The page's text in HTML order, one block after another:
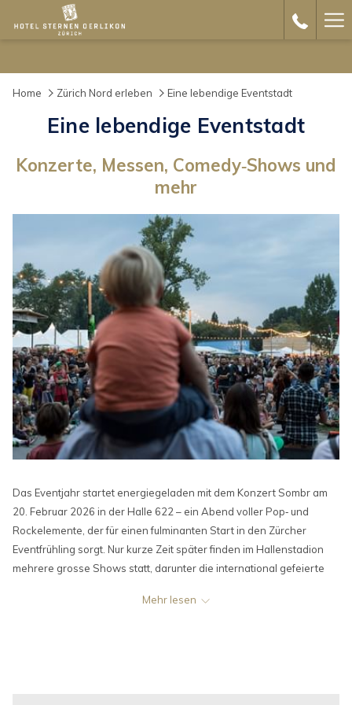
Home Zürich Nord erleben Eine lebendige Eventstadt
Eine lebendige Eventstadt
Konzerte, Messen, Comedy‑Shows und
mehr
Das Eventjahr startet energiegeladen mit dem Konzert Sombr am
20. Februar 2026 in der Halle 622 – ein Abend voller Pop‑ und
Rockelemente, der für einen fulminanten Start in den Zürcher
Eventfrühling sorgt. Nur kurze Zeit später finden im Hallenstadion
mehrere grosse Shows statt, darunter die international gefeierte
Zürich begeistert. Im April folgt ein weiteres Highlight: Tame Impala
Mehr lesen